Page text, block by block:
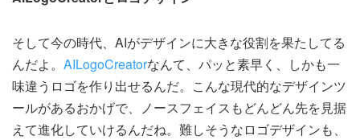
そして今の時代、AIがデザインに大きな役割を果たしてる
んだよ。 AILogoCreatorなんて、パッと素早く、しかも一
味違うロゴを作り出せるんだ。こんな現代的なデザインツ
ールがあるおかげで、ノースフェイスもどんどん先を見据
えて進化していけるんだね。難しそうなロゴデザインも、